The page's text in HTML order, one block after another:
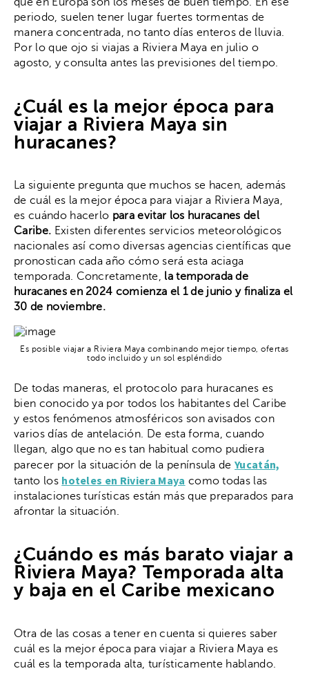
periodo, suelen tener lugar fuertes tormentas de
manera concentrada, no tanto días enteros de lluvia.
Por lo que ojo si viajas a Riviera Maya en julio o
agosto, y consulta antes las previsiones del tiempo.
¿Cuál es la mejor época para
viajar a Riviera Maya sin
huracanes?
La siguiente pregunta que muchos se hacen, además
de cuál es la mejor época para viajar a Riviera Maya,
es cuándo hacerlo para evitar los huracanes del
Caribe. Existen diferentes servicios meteorológicos
nacionales así como diversas agencias científicas que
pronostican cada año cómo será esta aciaga
temporada. Concretamente, la temporada de
huracanes en 2024 comienza el 1 de junio y finaliza el
30 de noviembre.
Es posible viajar a Riviera Maya combinando mejor tiempo, ofertas
todo incluido y un sol espléndido
De todas maneras, el protocolo para huracanes es
bien conocido ya por todos los habitantes del Caribe
y estos fenómenos atmosféricos son avisados con
varios días de antelación. De esta forma, cuando
llegan, algo que no es tan habitual como pudiera
parecer por la situación de la península deYucatán,
tanto los hoteles en Riviera Maya como todas las
instalaciones turísticas están más que preparados para
afrontar la situación.
¿Cuándo es más barato viajar a
Riviera Maya? Temporada alta
y baja en el Caribe mexicano
Otra de las cosas a tener en cuenta si quieres saber
cuál es la mejor época para viajar a Riviera Maya es
cuál es la temporada alta, turísticamente hablando.